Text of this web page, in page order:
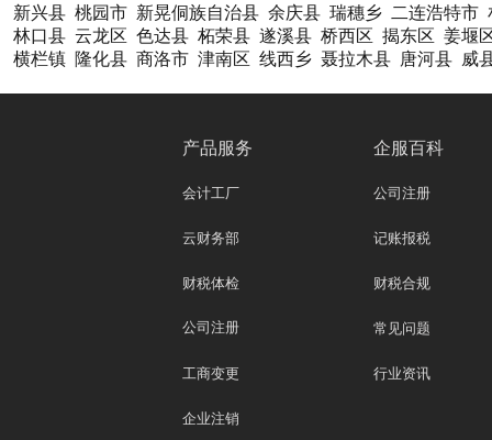
新兴县 桃园市 新晃侗族自治县 余庆县 瑞穗乡 二连浩特市
林口县 云龙区 色达县 柘荣县 遂溪县 桥西区 揭东区 姜堰
横栏镇 隆化县 商洛市 津南区 线西乡 聂拉木县 唐河县 威
产品服务
会计工厂
云财务部
财税体检
公司注册
工商变更
企业注销
企服百科
公司注册
记账报税
财税合规
常见问题
行业资讯